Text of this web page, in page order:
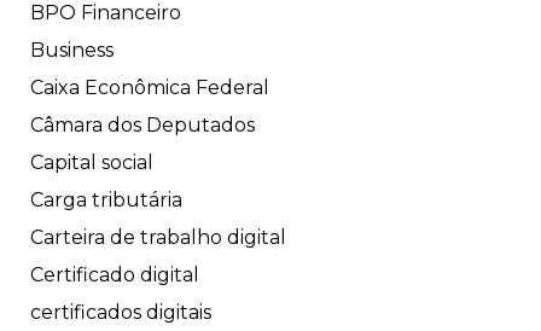
BPO Financeiro
Business
Caixa Econômica Federal
Câmara dos Deputados
Capital social
Carga tributária
Carteira de trabalho digital
Certificado digital
certificados digitais